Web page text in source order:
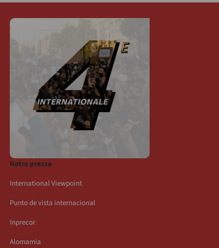
Notre presse
International Viewpoint
Punto de vista internacional
Inprecor
Alomamia